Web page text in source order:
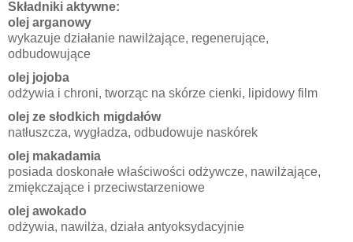
Składniki aktywne:
olej arganowy
wykazuje działanie nawilżające, regenerujące,
odbudowujące
olej jojoba
odżywia i chroni, tworząc na skórze cienki, lipidowy film
olej ze słodkich migdałów
natłuszcza, wygładza, odbudowuje naskórek
olej makadamia
posiada doskonałe właściwości odżywcze, nawilżające,
zmiękczające i przeciwstarzeniowe
olej awokado
odżywia, nawilża, działa antyoksydacyjnie